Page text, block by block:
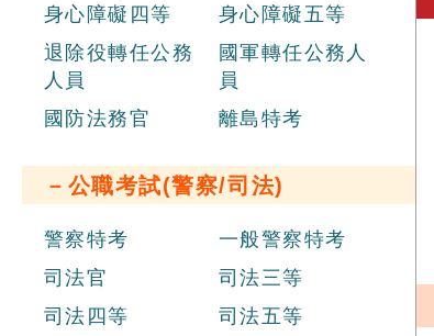
身心障礙四等
身心障礙五等
退除役轉任公務
人員
國軍轉任公務人
員
國防法務官
離島特考
－公職考試(警察/司法)
警察特考
一般警察特考
司法官
司法三等
司法四等
司法五等